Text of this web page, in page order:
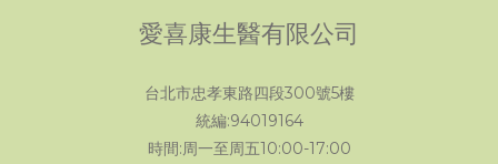
愛喜康生醫有限公司
台北市忠孝東路四段300號5樓
統編:94019164
時間:周一至周五10:00-17:00